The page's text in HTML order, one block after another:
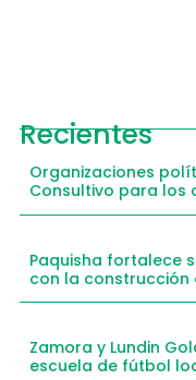
Recientes
Organizaciones
Consultivo para los
Paquisha fortalece
con la construcción
Zamora y Lundin
escuela de fútbol